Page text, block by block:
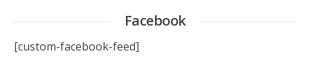
Facebook
[custom-facebook-feed]